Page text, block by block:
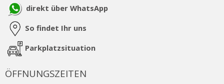
direkt über WhatsApp
So findet Ihr uns
Parkplatzsituation
ÖFFNUNGSZEITEN